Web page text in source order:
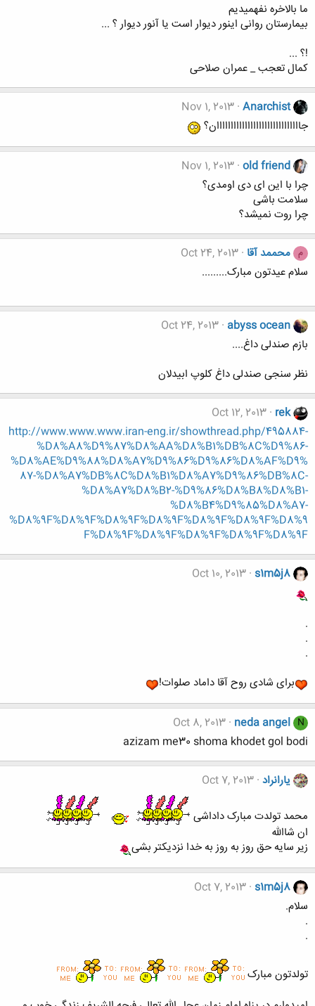
ما بالاخره نفهمیدیم
بیمارستان روانی اینور دیوار است یا آنور دیوار ؟ ...
!؟ ...
کمال تعجب _ عمران صلاحی
Anarchist
Nov 1, 2013
جاااااااااااااااااااااااااااااان؟
old friend
Nov 1, 2013
چرا با این ای دی اومدی؟
سلامت باشی
چرا روت نمیشد؟
م محممد آقا Oct 24, 2013
سلام عیدتون مبارک.........
abyss ocean
Oct 24, 2013
بازم صندلی داغ....
نظر سنجی صندلی داغ کلوپ ابیدلان
rek
Oct 12, 2013
http://www.www.www.iran-eng.ir/showthread.php/495884-
%D8%A8%D9%87%D8%AA%D8%B1%DB%8C%D9%86-
%D8%AE%D9%88%D8%A7%D9%86%D9%86%D8%AF%D9%
87-%D8%A7%DB%8C%D8%B1%D8%A7%D9%86%DB%8C-
%D8%A7%D8%B2-%D9%86%D8%B8%D8%B1-
%D8%B4%D9%85%D8%A7-
%D8%9F%D8%9F%D8%9F%D8%9F%D8%9F%D8%9F%D8%9
F%D8%9F%D8%9F%D8%9F%D8%9F%D8%9F
s1m5j8
Oct 10, 2013
.
.
.
برای شادی روح آقا داماد صلوات!
N
neda angel
Oct 8, 2013
azizam me30 shoma khodet gol bodi
یارانراد Oct 7, 2013
محمد تولدت مبارک داداشی
ان شاالله
زیر سایه حق روز به روز به خدا نزدیکتر بشی
s1m5j8
Oct 7, 2013
سلام.
.
.
تولدتون مبارک